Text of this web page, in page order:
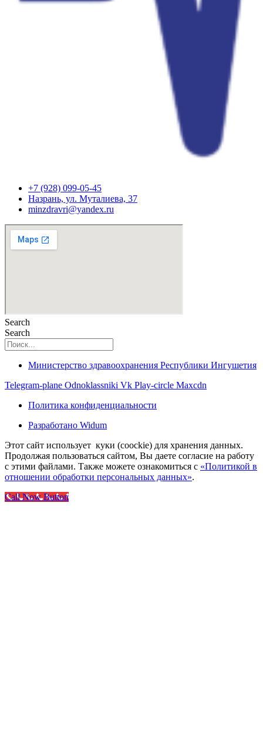
+7 (928) 099-05-45
Назрань, ул. Муталиева, 37
minzdravri@yandex.ru
Search
Search
Министерство здравоохранения Республики Ингушетия
Telegram-plane Odnoklassniki Vk Play-circle Maxcdn
Политика конфиденциальности
Разработано Widum
Этот сайт использует куки (coockie) для хранения данных.
Продолжая пользоваться сайтом, Вы даете согласие на работу
с этими файлами. Также можете ознакомиться с «Политикой в
отношении обработки персональных данных».
Call Now Button